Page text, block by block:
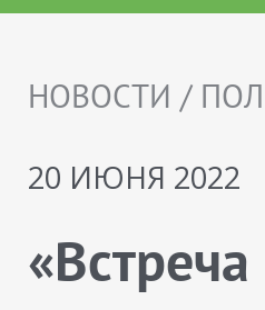
НОВОСТИ /
20 ИЮНЯ 2022